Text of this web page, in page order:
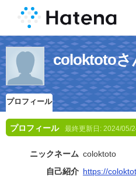
coloktotoさ
プロフィール
プロフィール 最終更新日: 2024/05/
ニックネーム coloktoto
自己紹介 https://